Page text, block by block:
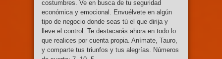
costumbres. Ve en busca de tu seguridad
económica y emocional. Envuélvete en algún
tipo de negocio donde seas tú el que dirija y
lleve el control. Te destacarás ahora en todo lo
que realices por cuenta propia. Anímate, Tauro,
y comparte tus triunfos y tus alegrías. Números